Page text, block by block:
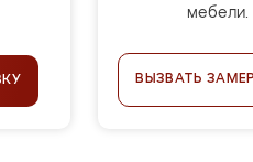
мебели.
ВЫЗВАТЬ